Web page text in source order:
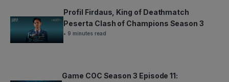
Profil Firdaus, King of Deathmatch
Peserta Clash of Champions Season 3
• 9 minutes read
Game COC Season 3 Episode 11: